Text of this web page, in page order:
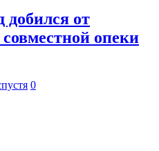
добился от
опеки
0